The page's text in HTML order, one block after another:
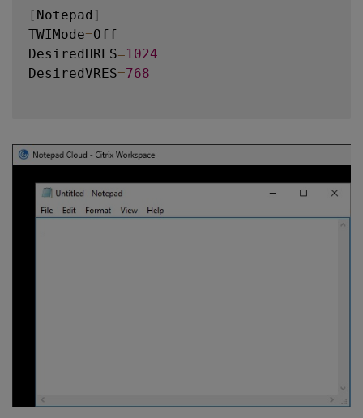
[ Notepad ]
TWIMode=Off
DesiredHRES=1024
DesiredVRES=768